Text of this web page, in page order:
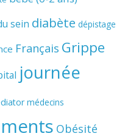
sein diabète dépistage
Français Grippe
journée
médecins
Obésité